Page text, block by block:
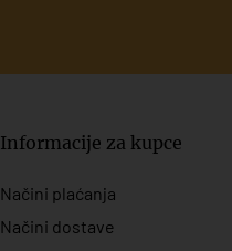
Informacije za kupce
Načini plaćanja
Načini dostave